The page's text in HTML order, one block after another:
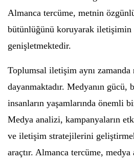
Almanca tercüme, metnin
bütünlüğünü koruyarak iletişimin
genişletmektedir.
Toplumsal iletişim aynı
dayanmaktadır. Medyanın gücü,
insanların yaşamlarında önemli
Medya analizi, kampanyaların
ve iletişim stratejilerini
araçtır. Almanca tercüme, medya